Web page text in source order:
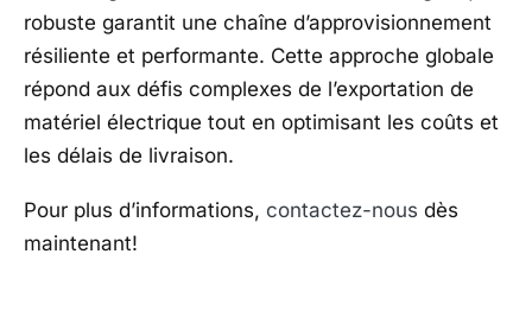
robuste garantit une chaîne d’approvisionnement
résiliente et performante. Cette approche globale
répond aux défis complexes de l’exportation de
matériel électrique tout en optimisant les coûts et
les délais de livraison.
Pour plus d’informations, contactez-nous dès
maintenant!